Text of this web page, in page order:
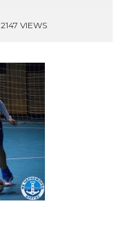
2147 VIEWS